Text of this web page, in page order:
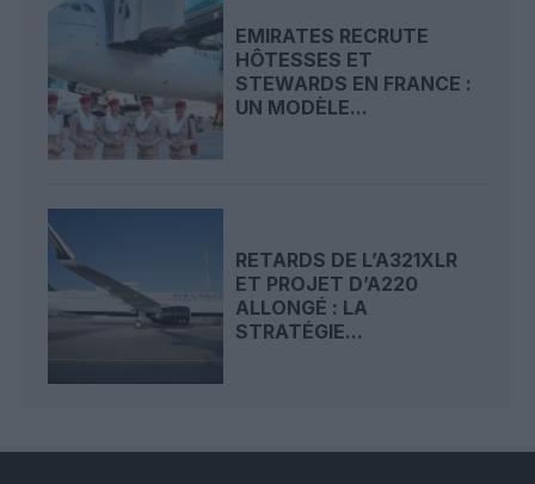
EMIRATES RECRUTE
HÔTESSES ET
STEWARDS EN FRANCE :
UN MODÈLE...
RETARDS DE L’A321XLR
ET PROJET D’A220
ALLONGÉ : LA
STRATÉGIE...